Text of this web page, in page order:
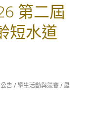
第二屆
短水道
告/學生活動與競賽/最